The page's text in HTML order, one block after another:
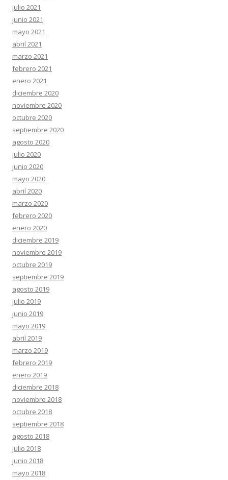
julio 2021
junio 2021
mayo 2021
abril 2021
marzo 2021
febrero 2021
enero 2021
diciembre 2020
noviembre 2020
octubre 2020
septiembre 2020
agosto 2020
julio 2020
junio 2020
mayo 2020
abril 2020
marzo 2020
febrero 2020
enero 2020
diciembre 2019
noviembre 2019
octubre 2019
septiembre 2019
agosto 2019
julio 2019
junio 2019
mayo 2019
abril 2019
marzo 2019
febrero 2019
enero 2019
diciembre 2018
noviembre 2018
octubre 2018
septiembre 2018
agosto 2018
julio 2018
junio 2018
mayo 2018